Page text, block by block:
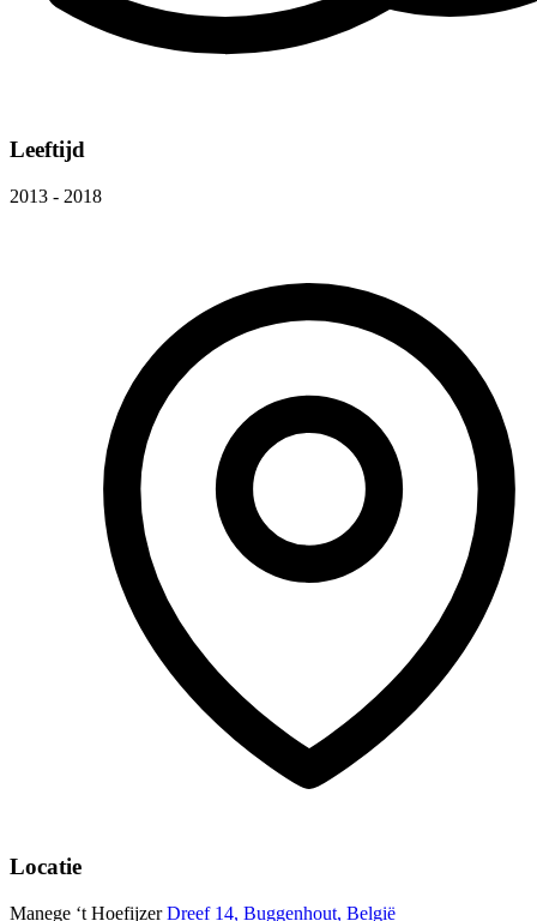
Leeftijd
2013 - 2018
Locatie
Manege ‘t Hoefijzer Dreef 14, Buggenhout, België